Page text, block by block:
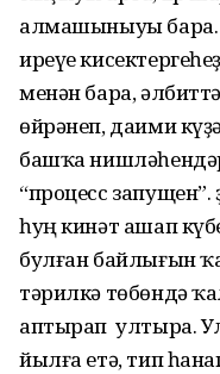
алмашыныуы бара.
иреүе
менән бара,
өйрәнеп, даими
башҡа
“процесс
һуң кинәт ашап
булған байлығын
тәрилкә төбөндә
аптырап ултыра.
йылға етә, тип